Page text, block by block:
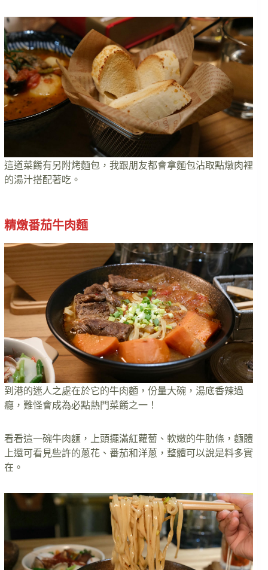
這道菜餚有另附烤麵包，我跟朋友都會拿麵包沾取點燉肉裡
的湯汁搭配著吃。
精燉番茄牛肉麵
到港的迷人之處在於它的牛肉麵，份量大碗，湯底香辣過
癮，難怪會成為必點熱門菜餚之一！
看看這一碗牛肉麵，上頭擺滿紅蘿蔔、軟嫩的牛肋條，麵體
上還可看見些許的蔥花、番茄和洋蔥，整體可以說是料多實
在。